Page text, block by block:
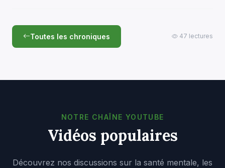
Toutes les chroniques 47 lectures
NOTRE CHAÎNE YOUTUBE
Vidéos populaires
Découvrez nos discussions sur la santé mentale, les